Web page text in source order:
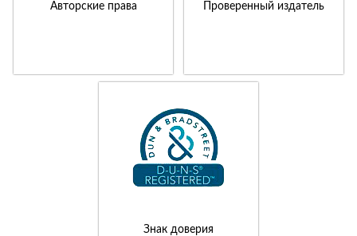
Авторские права Проверенный издатель
Знак доверия